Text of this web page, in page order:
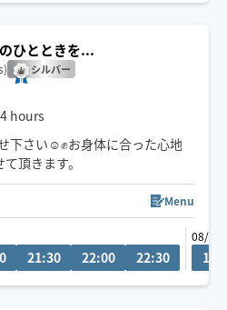
🐑 癒しのひとときを...
シルバー
hours
下さい☺️✊お身体に合った心地
頂きます。
Menu
21:30 22:00 22:30
08/15